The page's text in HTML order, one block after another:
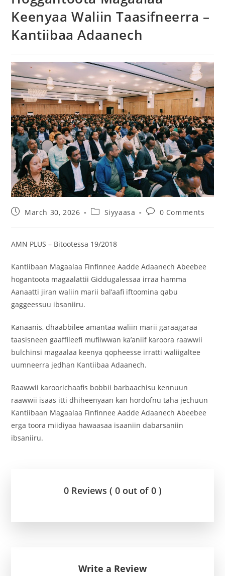
Keenyaa Waliin Taasifneerra –
Kantiibaa Adaanech
March 30, 2026 Siyyaasa 0 Comments
AMN PLUS – Bitootessa 19/2018
Kantiibaan Magaalaa Finfinnee Aadde Adaanech Abeebee
hogantoota magaalattii Giddugalessaa irraa hamma
Aanaatti jiran waliin marii bal’aafi iftoomina qabu
gaggeessuu ibsaniiru.
Kanaanis, dhaabbilee amantaa waliin marii garaagaraa
taasisneen gaaffileefi mufiiwwan ka’aniif karoora raawwii
bulchinsi magaalaa keenya qopheesse irratti waliigaltee
uumneerra jedhan Kantiibaa Adaanech.
Raawwii karoorichaafis bobbii barbaachisu kennuun
raawwii isaas itti dhiheenyaan kan hordofnu taha jechuun
Kantiibaan Magaalaa Finfinnee Aadde Adaanech Abeebee
erga toora miidiyaa hawaasaa isaaniin dabarsaniin
ibsaniiru.
0 Reviews ( 0 out of 0 )
Write a Review